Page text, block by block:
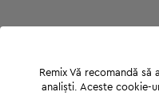
Remix Vă recomandă
analiști. Aceste cookie-